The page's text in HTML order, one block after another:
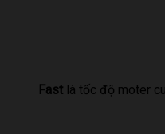
Fast là tốc độ moter